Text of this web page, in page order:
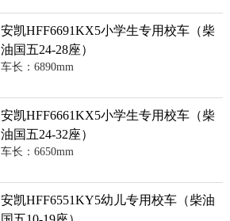
安凯HFF6691KX5小学生专用校车（柴
油国五24-28座）
车长：6890mm
安凯HFF6661KX5小学生专用校车（柴
油国五24-32座）
车长：6650mm
安凯HFF6551KY5幼儿专用校车（柴油